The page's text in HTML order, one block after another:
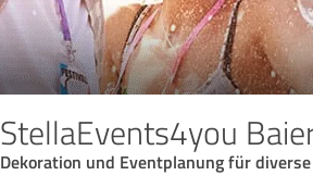
StellaEvents4you
Dekoration und Eventplanung für